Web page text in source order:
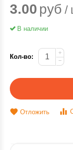
3.00 руб /
В наличии
Кол-во:
+
−
Отложить